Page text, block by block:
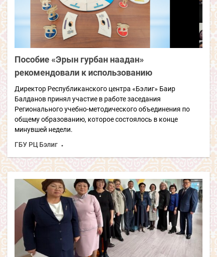
Пособие «Эрын гурбан наадан»
рекомендовали к использованию
Директор Республиканского центра «Бэлиг» Баир
Балданов принял участие в работе заседания
Регионального учебно-методического объединения по
общему образованию, которое состоялось в конце
минувшей недели.
ГБУ РЦ Бэлиг